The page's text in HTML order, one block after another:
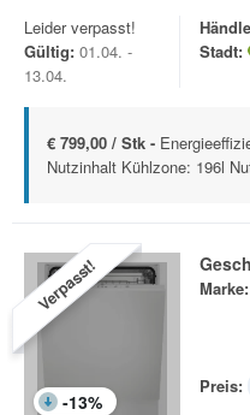
Leider verpasst!
Gültig: 01.04. -
13.04.
Stadt:
€ 799,00 / Stk -
Nutzinhalt Kühlzone: 196l
Verpasst!
-13%
Marke:
Preis: